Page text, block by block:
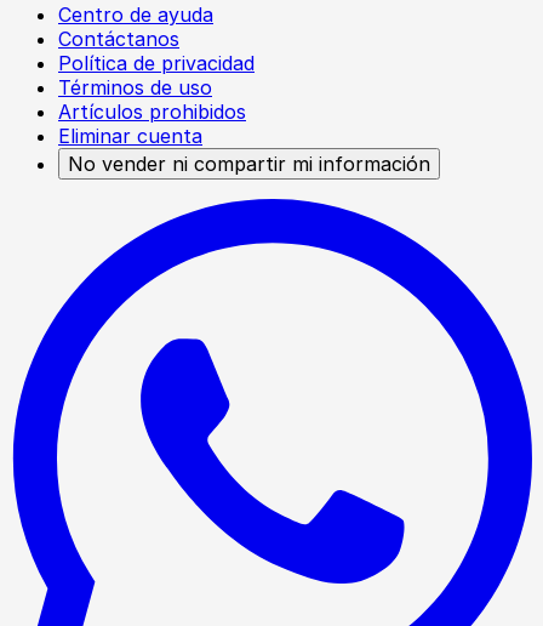
Centro de ayuda
Contáctanos
Política de privacidad
Términos de uso
Artículos prohibidos
Eliminar cuenta
No vender ni compartir mi información